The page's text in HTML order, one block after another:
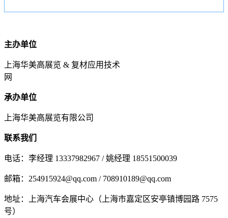
主办单位
上海华美高展览 & 复材应用技术
网
承办单位
上海华美高展览有限公司
联系我们
电话：李经理 13337982967 / 姚经理 18551500039
邮箱：254915924@qq.com / 708910189@qq.com
地址：上海汽车会展中心（上海市嘉定区安亭镇博园路 7575
号）